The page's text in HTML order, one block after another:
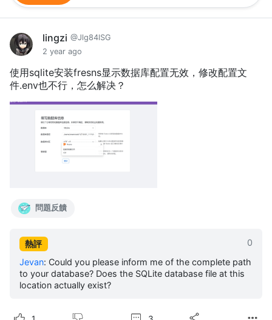
lingzi @Jlg84lSG
2 year ago
使用sqlite安装fresns显示数据库配置无效，修改配置文
件.env也不行，怎么解决？
問題反饋
熱評
0
Jevan: Could you please inform me of the complete path
to your database? Does the SQLite database file at this
location actually exist?